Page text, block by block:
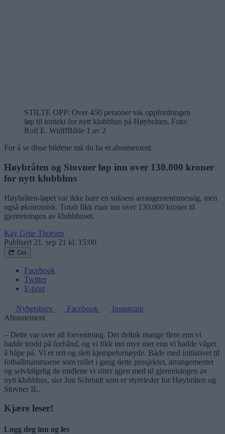
STILTE OPP: Over 450 personer tok oppfordringen
løp til inntekt for nytt klubbhus på Høybråten. Foto:
Rolf E. WulffBilde 1 av 2
For å se disse bildene må du ha et abonnement
Høybråten og Stovner løp inn over 130.000 kroner
for nytt klubbhus
Høybråten-løpet var ikke bare en suksess arrangementsmessig, men
også økonomisk. Totalt fikk man inn over 130.000 kroner til
gjenreisingen av klubbhuset.
Kay Grue Thorsen
Publisert 21. sep 21 kl. 15:00
Del
Facebook
Twitter
E-post
Nyhetsbrev Facebook
Instagram
Abonnement
– Dette var over all forventning. Det deltok mange flere enn vi
hadde trodd på forhånd, og vi fikk inn mye mer enn vi hadde våget
å håpe på. Vi er rett og slett kjempefornøyde. Både med initiativet til
fotballmammaene som rullet i gang dette prosjektet, arrangementet
og selvfølgelig de midlene vi sitter igjen med til gjenreisingen av
nytt klubbhus, sier Jon Schmidt som er styreleder for Høybråten og
Stovner IL.
Kjære leser!
Logg deg inn og les